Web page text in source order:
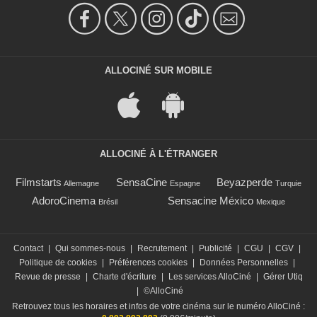
ALLOCINÉ SUR MOBILE
ALLOCINÉ À L'ÉTRANGER
Filmstarts Allemagne SensaCine Espagne Beyazperde Turquie
AdoroCinema Brésil Sensacine México Mexique
Contact Qui sommes-nous Recrutement Publicité CGU CGV
Politique de cookies
Préférences cookies Données Personnelles
Revue de presse
Charte d'écriture Les services AlloCiné
Gérer Utiq
©AlloCiné
Retrouvez tous les horaires et infos de votre cinéma sur le numéro AlloCiné :